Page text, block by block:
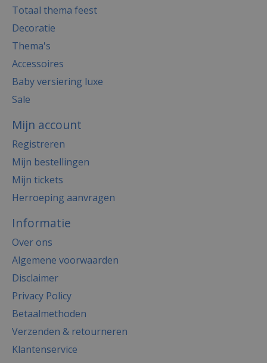
Totaal thema feest
Decoratie
Thema's
Accessoires
Baby versiering luxe
Sale
Mijn account
Registreren
Mijn bestellingen
Mijn tickets
Herroeping aanvragen
Informatie
Over ons
Algemene voorwaarden
Disclaimer
Privacy Policy
Betaalmethoden
Verzenden & retourneren
Klantenservice